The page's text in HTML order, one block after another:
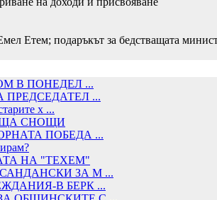
Етем; подаръкът за бедстващата
В ПОНЕДЕЛ ...
ПРЕДСЕДАТЕЛ ...
х ...
СНОЩИ
ПОБЕДА ...
НА "ТЕХЕМ"
ЗА М ...
В БЕРК ...